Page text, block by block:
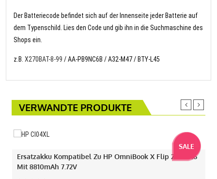
Der Batteriecode befindet sich auf der Innenseite jeder Batterie auf
dem Typenschild. Lies den Code und gib ihn in die Suchmaschine des
Shops ein.
z.B. X270BAT-8-99 / AA-PB9NC6B / A32-M47 / BTY-L45
VERWANDTE PRODUKTE
SALE
Ersatzakku Kompatibel Zu HP OmniBook X Flip 2-IN-1 16
Mit 8810mAh 7.72V